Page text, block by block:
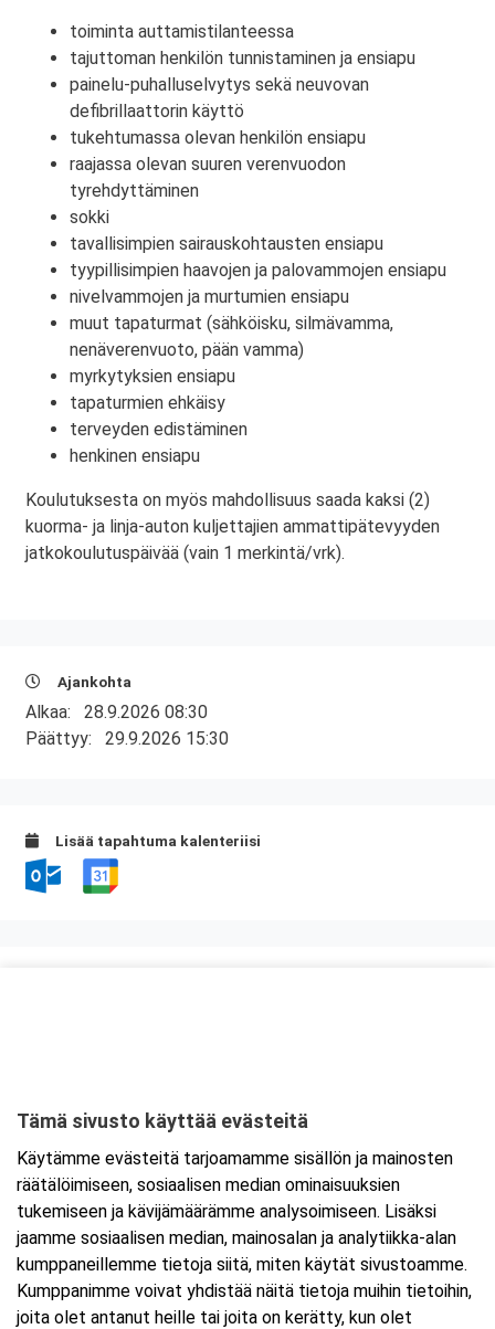
toiminta auttamistilanteessa
tajuttoman henkilön tunnistaminen ja ensiapu
painelu-puhalluselvytys sekä neuvovan
defibrillaattorin käyttö
tukehtumassa olevan henkilön ensiapu
raajassa olevan suuren verenvuodon
tyrehdyttäminen
sokki
tavallisimpien sairauskohtausten ensiapu
tyypillisimpien haavojen ja palovammojen ensiapu
nivelvammojen ja murtumien ensiapu
muut tapaturmat (sähköisku, silmävamma,
nenäverenvuoto, pään vamma)
myrkytyksien ensiapu
tapaturmien ehkäisy
terveyden edistäminen
henkinen ensiapu
Koulutuksesta on myös mahdollisuus saada kaksi (2)
kuorma- ja linja-auton kuljettajien ammattipätevyyden
jatkokoulutuspäivää (vain 1 merkintä/vrk).
Ajankohta
Alkaa: 28.9.2026 08:30
Päättyy: 29.9.2026 15:30
Lisää tapahtuma kalenteriisi
Tarkempi kartta ja ajo-ohjeet
Tämä sivusto käyttää evästeitä
Käytämme evästeitä tarjoamamme sisällön ja mainosten
räätälöimiseen, sosiaalisen median ominaisuuksien
tukemiseen ja kävijämäärämme analysoimiseen. Lisäksi
jaamme sosiaalisen median, mainosalan ja analytiikka-alan
kumppaneillemme tietoja siitä, miten käytät sivustoamme.
Kumppanimme voivat yhdistää näitä tietoja muihin tietoihin,
joita olet antanut heille tai joita on kerätty, kun olet